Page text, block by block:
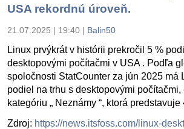
USA rekordnú úroveň.
21.07.2025 | 19:40 | Balin50
Linux prvýkrát v histórii prekročil 5 %
desktopovými počítačmi v USA . Podľa
spoločnosti StatCounter za jún 2025 má
podiel na trhu s desktopovými počítačmi,
kategóriu „ Neznámy “, ktorá predstavuje
Zdroj: https://news.itsfoss.com/linux-